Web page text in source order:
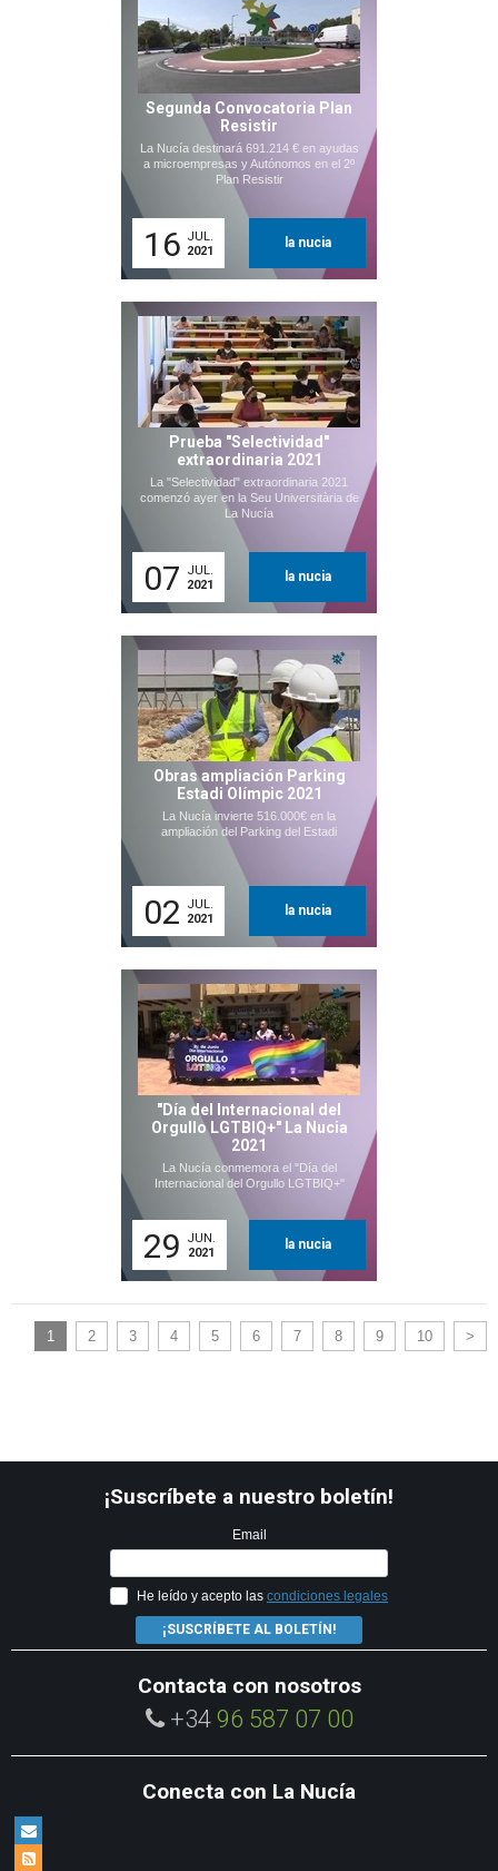
Segunda Convocatoria Plan
Resistir
La Nucía destinará 691.214 € en ayudas
a microempresas y Autónomos en el 2º
Plan Resistir
16 JUL.
2021
la nucia
Prueba "Selectividad"
extraordinaria 2021
La "Selectividad" extraordinaria 2021
comenzó ayer en la Seu Universitària de
La Nucía
07
JUL.
2021
la nucia
Obras ampliación Parking
Estadi Olímpic 2021
La Nucía invierte 516.000€ en la
ampliación del Parking del Estadi
02
JUL.
2021
la nucia
"Día del Internacional del
Orgullo LGTBIQ+" La Nucia
2021
La Nucía conmemora el "Día del
Internacional del Orgullo LGTBIQ+"
29
JUN.
2021
la nucia
1 2 3 4 5 6 7 8 9 10 >
¡Suscríbete a nuestro boletín!
Email
He leído y acepto las condiciones legales
¡SUSCRÍBETE AL BOLETÍN!
Contacta con nosotros
+34 96 587 07 00
Conecta con La Nucía